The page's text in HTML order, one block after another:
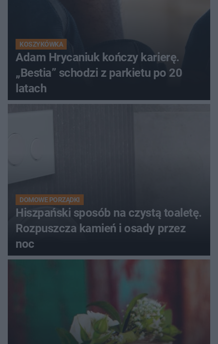
KOSZYKÓWKA
Adam Hrycaniuk kończy karierę.
„Bestia” schodzi z parkietu po 20
latach
DOMOWE PORZĄDKI
Hiszpański sposób na czystą toaletę.
Rozpuszcza kamień i osady przez
noc